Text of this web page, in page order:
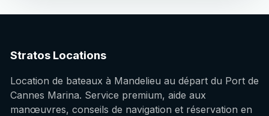
Stratos Locations
Location de bateaux à Mandelieu au départ du Port de
Cannes Marina. Service premium, aide aux
manœuvres, conseils de navigation et réservation en